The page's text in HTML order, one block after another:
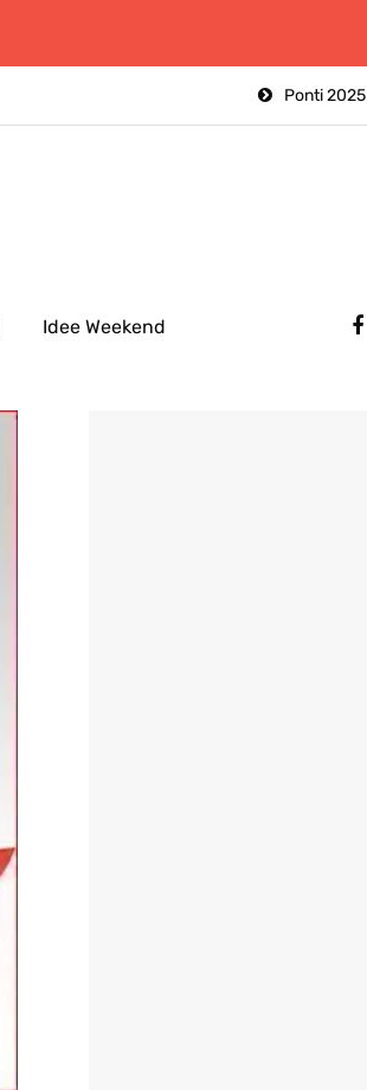
Ponti 2025
Idee Weekend